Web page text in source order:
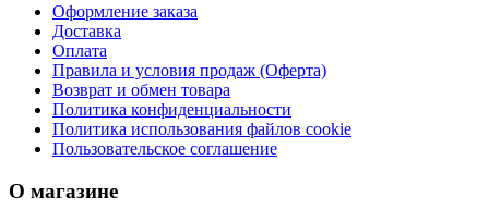
Оформление заказа
Доставка
Оплата
Правила и условия продаж (Оферта)
Возврат и обмен товара
Политика конфиденциальности
Политика использования файлов cookie
Пользовательское соглашение
О магазине